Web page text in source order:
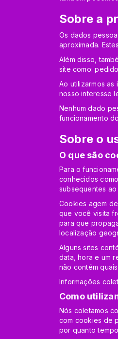
Sobre a
Os dados
aproximada.
Além disso,
site como:
Ao utilizarmos
nosso interesse
Nenhum dado
funcionamento
Sobre o
O que são
Para o
conhecidos
subsequentes
Cookies agem
que você visita
para que
localização
Alguns sites
data, hora e um
não contém
Informações
Como
Nós coletamos
com cookies de
por quanto